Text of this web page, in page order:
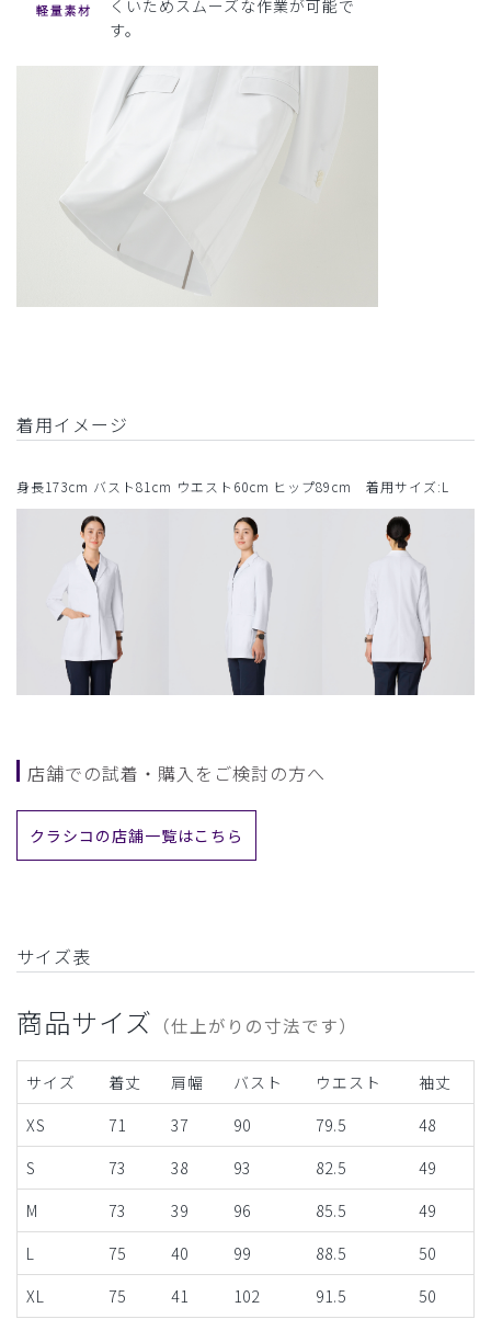
くいためスムーズな作業が可能で
す。
着用イメージ
身長173cm バスト81cm ウエスト60cm ヒップ89cm 着用サイズ:L
店舗での試着・購入をご検討の方へ
クラシコの店舗一覧はこちら
サイズ表
商品サイズ （仕上がりの寸法です）
サイズ 着丈 肩幅 バスト ウエスト
袖丈
XS
71 37 90 79.5
48
S
73 38 93 82.5
49
M
73 39 96 85.5
49
L
75 40 99 88.5
50
XL
75 41 102 91.5 50